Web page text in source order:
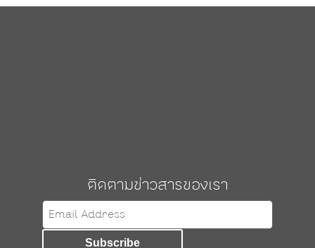
ติดตามข่าวสารของเรา